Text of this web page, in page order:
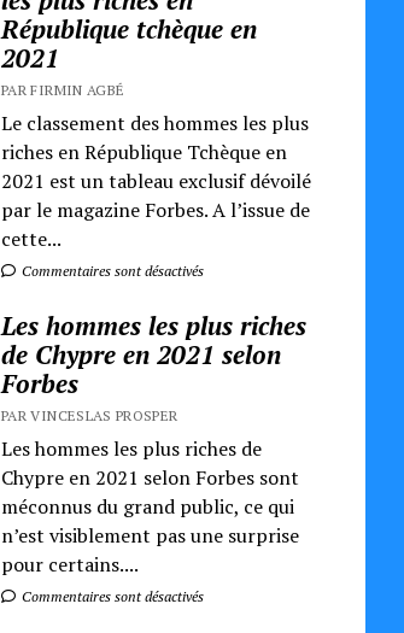
République tchèque en
2021
PAR FIRMIN AGBÉ
Le classement des hommes les plus
riches en République Tchèque en
2021 est un tableau exclusif dévoilé
par le magazine Forbes. A l’issue de
cette...
Commentaires sont désactivés
Les hommes les plus riches
de Chypre en 2021 selon
Forbes
PAR VINCESLAS PROSPER
Les hommes les plus riches de
Chypre en 2021 selon Forbes sont
méconnus du grand public, ce qui
n’est visiblement pas une surprise
pour certains....
Commentaires sont désactivés